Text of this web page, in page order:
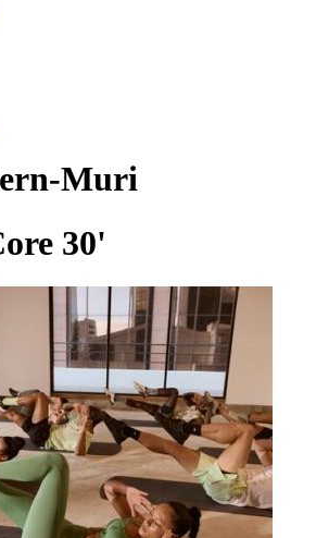
Muri
30'